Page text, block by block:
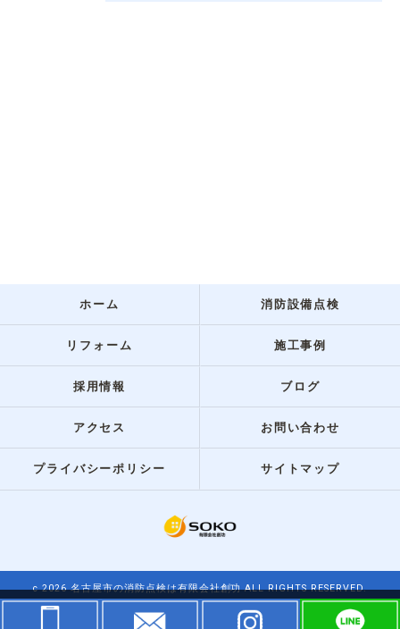
ホーム 消防設備点検
リフォーム 施工事例
採用情報 ブログ
アクセス お問い合わせ
プライバシーポリシー サイトマップ
c 2026 名古屋市の消防点検は有限会社創功 ALL RIGHTS RESERVED.